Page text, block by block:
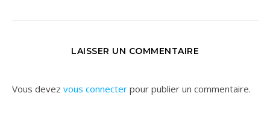
LAISSER UN COMMENTAIRE
Vous devez vous connecter pour publier un commentaire.